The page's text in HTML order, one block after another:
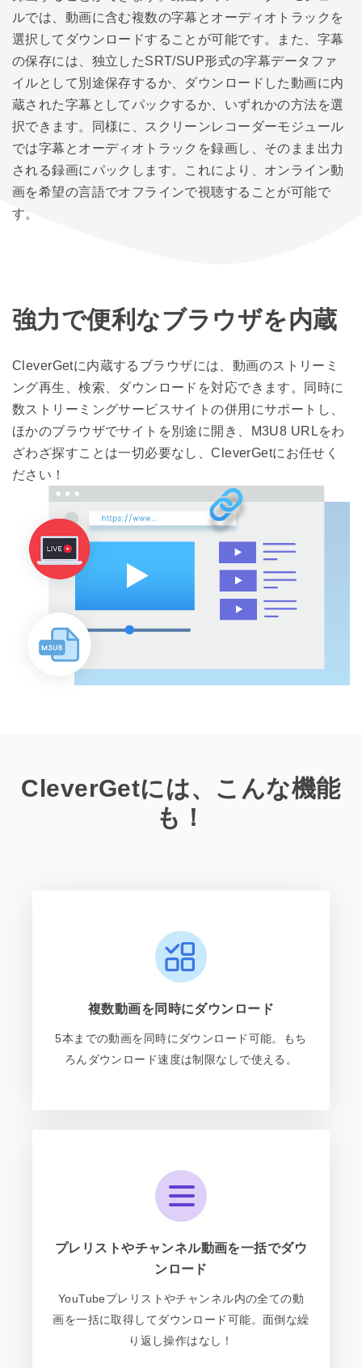
ルでは、動画に含む複数の字幕とオーディオトラックを
選択してダウンロードすることが可能です。また、字幕
の保存には、独立したSRT/SUP形式の字幕データファ
イルとして別途保存するか、ダウンロードした動画に内
蔵された字幕としてパックするか、いずれかの方法を選
択できます。同様に、スクリーンレコーダーモジュール
では字幕とオーディオトラックを録画し、そのまま出力
される録画にパックします。これにより、オンライン動
画を希望の言語でオフラインで視聴することが可能で
す。
強力で便利なブラウザを内蔵
CleverGetに内蔵するブラウザには、動画のストリーミ
ング再生、検索、ダウンロードを対応できます。同時に
数ストリーミングサービスサイトの併用にサポートし、
ほかのブラウザでサイトを別途に開き、M3U8 URLをわ
ざわざ探すことは一切必要なし、CleverGetにお任せく
ださい！
CleverGetには、こんな機能
も！
複数動画を同時にダウンロード
5本までの動画を同時にダウンロード可能。もち
ろんダウンロード速度は制限なしで使える。
プレリストやチャンネル動画を一括でダウ
ンロード
YouTubeプレリストやチャンネル内の全ての動
画を一括に取得してダウンロード可能。面倒な繰
り返し操作はなし！